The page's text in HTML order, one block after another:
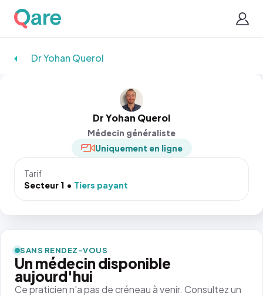
Dr Yohan Querol
Dr Yohan Querol
Médecin généraliste
Uniquement en ligne
Tarif
Secteur 1
Tiers payant
SANS RENDEZ-VOUS
Un médecin disponible
aujourd'hui
Ce praticien n'a pas de créneau à venir. Consultez un